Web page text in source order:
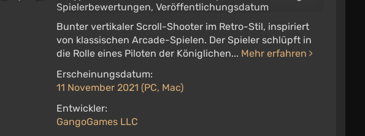
Bunter vertikaler Scroll-Shooter im Retro-Stil, inspiriert
von klassischen Arcade-Spielen. Der Spieler schlüpft in
die Rolle eines Piloten der Königlichen... Mehr erfahren
Erscheinungsdatum:
11 November 2021 (PC, Mac)
Entwickler:
GangoGames LLC